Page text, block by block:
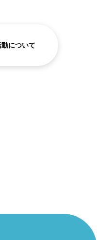
について